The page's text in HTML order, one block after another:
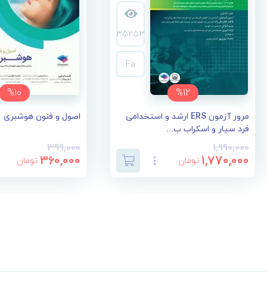
%12
35253
Fa
مرور آزمون ERS ارشد و استخدامی
فرد سیار و اسکراب ب...
1,990,000
1,770,000 تومان
%10
اصول و فنون هوشبری
399,000
360,000 تومان